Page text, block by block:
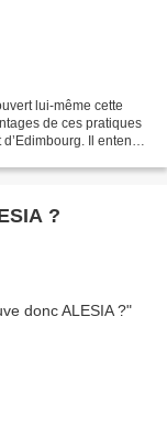
lui-même cette
de ces pratiques
Il entend
?